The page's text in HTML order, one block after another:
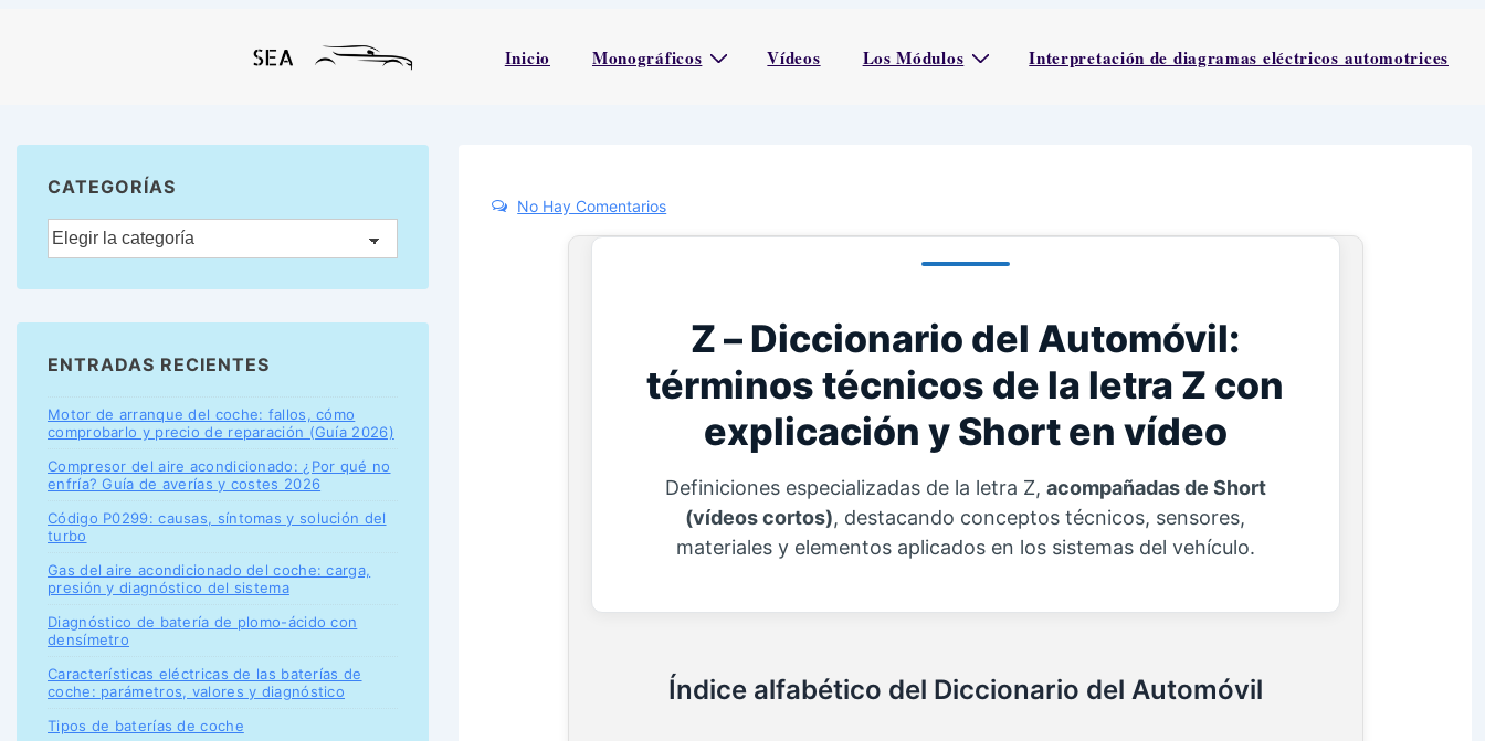
Inicio Monográficos Vídeos Los Módulos Interpretación de diagramas eléctricos automotrices
No Hay Comentarios
Z – Diccionario del Automóvil:
términos técnicos de la letra Z con
explicación y Short en vídeo
Definiciones especializadas de la letra Z, acompañadas de Short
(vídeos cortos), destacando conceptos técnicos, sensores,
materiales y elementos aplicados en los sistemas del vehículo.
Índice alfabético del Diccionario del Automóvil
CATEGORÍAS
ENTRADAS RECIENTES
Motor de arranque del coche: fallos, cómo
comprobarlo y precio de reparación (Guía 2026)
Compresor del aire acondicionado: ¿Por qué no
enfría? Guía de averías y costes 2026
Código P0299: causas, síntomas y solución del
turbo
Gas del aire acondicionado del coche: carga,
presión y diagnóstico del sistema
Diagnóstico de batería de plomo-ácido con
densímetro
Características eléctricas de las baterías de
coche: parámetros, valores y diagnóstico
Tipos de baterías de coche